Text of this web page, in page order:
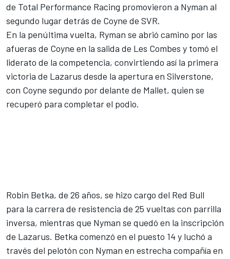
de Total Performance Racing promovieron a Nyman al
segundo lugar detrás de Coyne de SVR.
En la penúltima vuelta, Ryman se abrió camino por las
afueras de Coyne en la salida de Les Combes y tomó el
liderato de la competencia, convirtiendo así la primera
victoria de Lazarus desde la apertura en Silverstone,
con Coyne segundo por delante de Mallet, quien se
recuperó para completar el podio.
Robin Betka, de 26 años, se hizo cargo del Red Bull
para la carrera de resistencia de 25 vueltas con parrilla
inversa, mientras que Nyman se quedó en la inscripción
de Lazarus. Betka comenzó en el puesto 14 y luchó a
través del pelotón con Nyman en estrecha compañía en